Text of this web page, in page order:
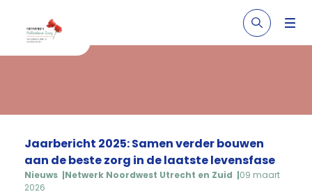
Jaarbericht 2025: Samen verder bouwen
aan de beste zorg in de laatste levensfase
Nieuws Netwerk Noordwest Utrecht en Zuid
09 maart
2026